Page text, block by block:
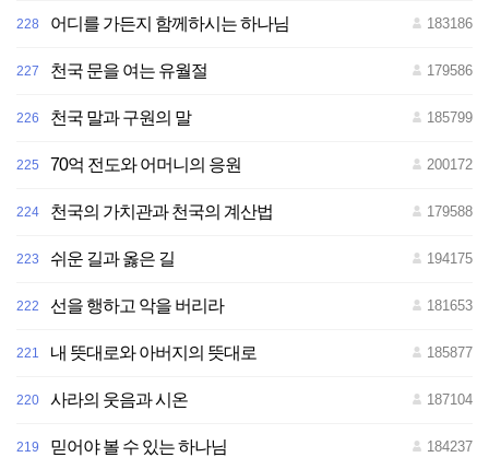
228 어디를 가든지 함께하시는 하나님 183186
227 천국 문을 여는 유월절 179586
226 천국 말과 구원의 말 185799
225 70억 전도와 어머니의 응원 200172
224 천국의 가치관과 천국의 계산법 179588
223 쉬운 길과 옳은 길 194175
222 선을 행하고 악을 버리라 181653
221 내 뜻대로와 아버지의 뜻대로 185877
220 사라의 웃음과 시온 187104
219 믿어야 볼 수 있는 하나님 184237